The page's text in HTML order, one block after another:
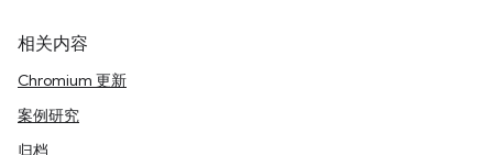
相关内容
Chromium 更新
案例研究
归档